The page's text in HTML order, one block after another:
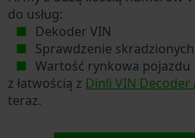
do usług:
Dekoder VIN
Sprawdzenie skradzionych
Wartość rynkowa pojazdu
z łatwością z Dinli VIN Decoder
teraz.